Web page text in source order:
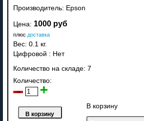
Производитель: Epson
Цена: 1000 руб
плюс доставка
Вес: 0.1 кг.
Цифровой : Нет
Количество на складе: 7
Количество:
В корзину